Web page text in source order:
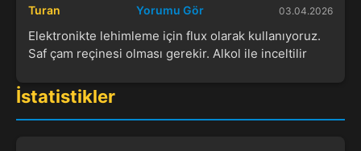
Turan Yorumu Gör 03.04.2026
Elektronikte lehimleme için flux olarak kullanıyoruz.
Saf çam reçinesi olması gerekir. Alkol ile inceltilir
İstatistikler